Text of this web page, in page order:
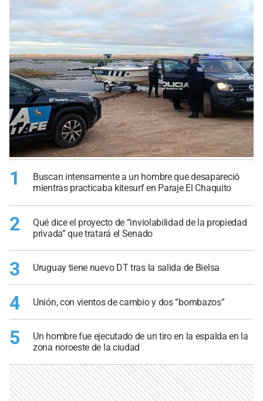
1
Buscan intensamente a un hombre que desapareció
mientras practicaba kitesurf en Paraje El Chaquito
2
Qué dice el proyecto de “inviolabilidad de la propiedad
privada” que tratará el Senado
3 Uruguay tiene nuevo DT tras la salida de Bielsa
4 Unión, con vientos de cambio y dos “bombazos”
5
Un hombre fue ejecutado de un tiro en la espalda en la
zona noroeste de la ciudad